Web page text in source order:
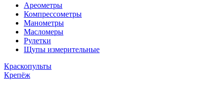
Ареометры
Компрессометры
Манометры
Масломеры
Рулетки
Щупы измерительные
Краскопульты
Крепёж